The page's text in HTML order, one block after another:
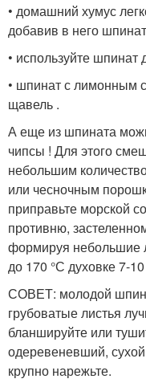
• домашний хумус
добавив в него шпинат
• используйте шпинат
• шпинат с лимонным
щавель .
А еще из шпината
чипсы ! Для этого
небольшим
или чесночным
приправьте морской
противню,
формируя небольшие
до 170 °С духовке 7-
СОВЕТ: молодой
грубоватые листья
бланшируйте или
одеревеневший, сухой
крупно нарежьте.